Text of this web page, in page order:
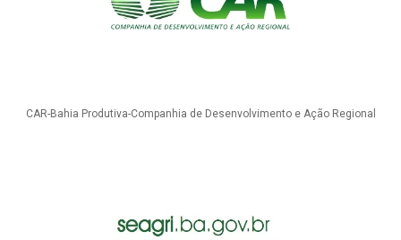
CAR-Bahia Produtiva-Companhia de Desenvolvimento e Ação Regional